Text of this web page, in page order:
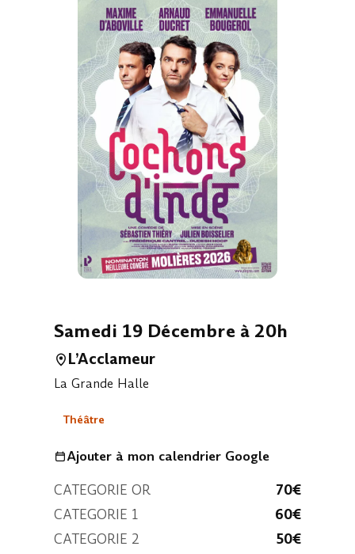
Samedi 19 Décembre à 20h
L’Acclameur
La Grande Halle
Théâtre
Ajouter à mon calendrier Google
CATEGORIE OR
70€
CATEGORIE 1
60€
CATEGORIE 2
50€